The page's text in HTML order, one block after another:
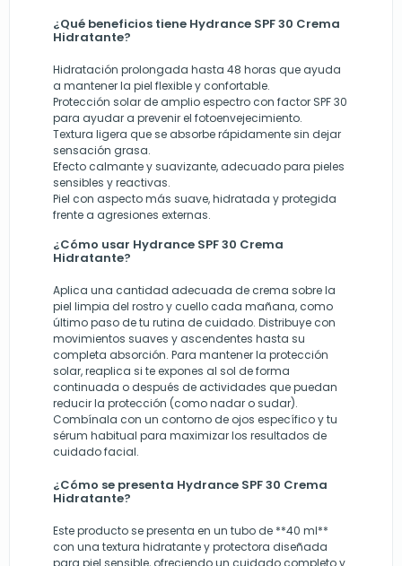
¿Qué beneficios tiene Hydrance SPF 30 Crema
Hidratante?
Hidratación prolongada hasta 48 horas que ayuda
a mantener la piel flexible y confortable.
Protección solar de amplio espectro con factor SPF 30
para ayudar a prevenir el fotoenvejecimiento.
Textura ligera que se absorbe rápidamente sin dejar
sensación grasa.
Efecto calmante y suavizante, adecuado para pieles
sensibles y reactivas.
Piel con aspecto más suave, hidratada y protegida
frente a agresiones externas.
¿Cómo usar Hydrance SPF 30 Crema
Hidratante?
Aplica una cantidad adecuada de crema sobre la
piel limpia del rostro y cuello cada mañana, como
último paso de tu rutina de cuidado. Distribuye con
movimientos suaves y ascendentes hasta su
completa absorción. Para mantener la protección
solar, reaplica si te expones al sol de forma
continuada o después de actividades que puedan
reducir la protección (como nadar o sudar).
Combínala con un contorno de ojos específico y tu
sérum habitual para maximizar los resultados de
cuidado facial.
¿Cómo se presenta Hydrance SPF 30 Crema
Hidratante?
Este producto se presenta en un tubo de **40 ml**
con una textura hidratante y protectora diseñada